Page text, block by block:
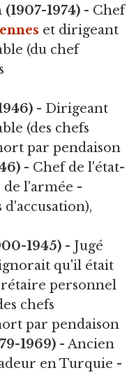
1974) - Chef
et dirigeant
(du chef
- Dirigeant
(des chefs
par pendaison
- Chef de l'état-
l'armée -
d'accusation),
1945) - Jugé
qu'il était
personnel
chefs
par pendaison
1969) - Ancien
en Turquie -